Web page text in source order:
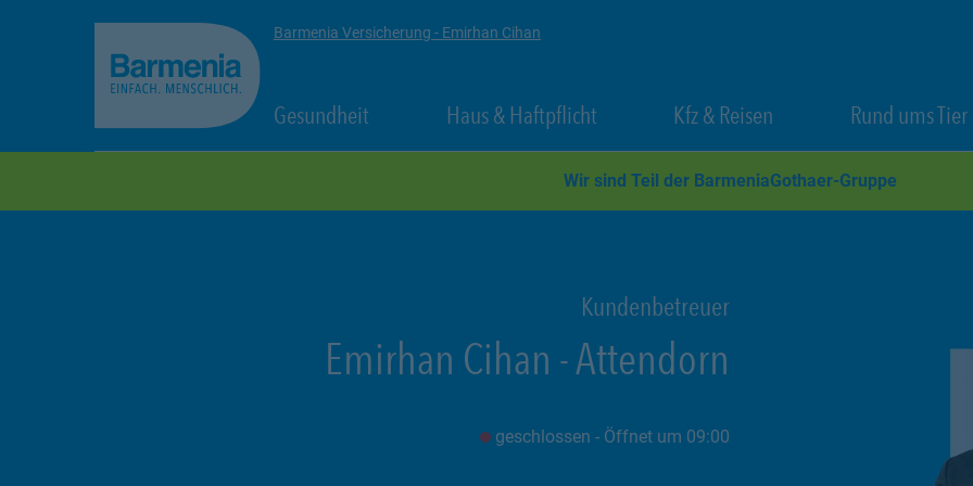
Barmenia Versicherung - Emirhan Cihan
Gesundheit Link Opens in New Tab
Haus & HaftpflichtLink Opens in New Tab
Kfz & Reisen Link Opens in New Tab
Rund ums Tier
Wir sind Teil der BarmeniaGothaer-Gruppe
Kundenbetreuer
Emirhan Cihan -Attendorn
geschlossen - Öffnet um 09:00